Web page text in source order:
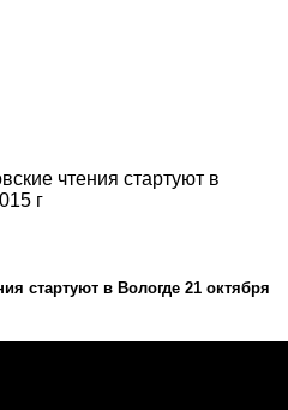
чтения стартуют в
г
стартуют в Вологде 21 октября